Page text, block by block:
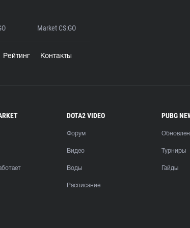
Market CS:GO
Рейтинг Контакты
DOTA2 VIDEO
Форум
Видео
Воды
Расписание
PUBG
Турниры
Гайды